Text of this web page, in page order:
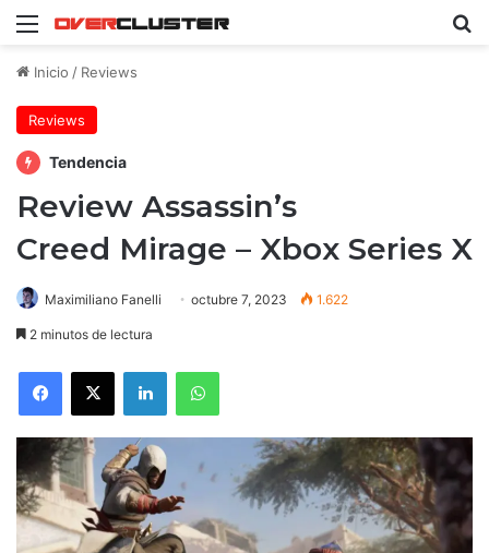
Menú
Inicio / Reviews
Reviews
Tendencia
Review Assassin’s
Creed Mirage – Xbox Series X
Maximiliano Fanelli octubre 7, 2023 1.622
2 minutos de lectura
Facebook
X LinkedInWhatsApp